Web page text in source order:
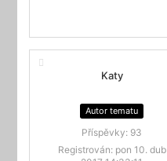
Katy
Autor tematu
Příspěvky: 93
Registrován: pon 10. dub